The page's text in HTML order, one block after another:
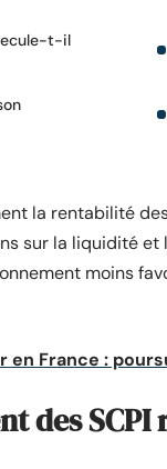
t-il
la rentabilité
sur la liquidité
moins
en France :
des